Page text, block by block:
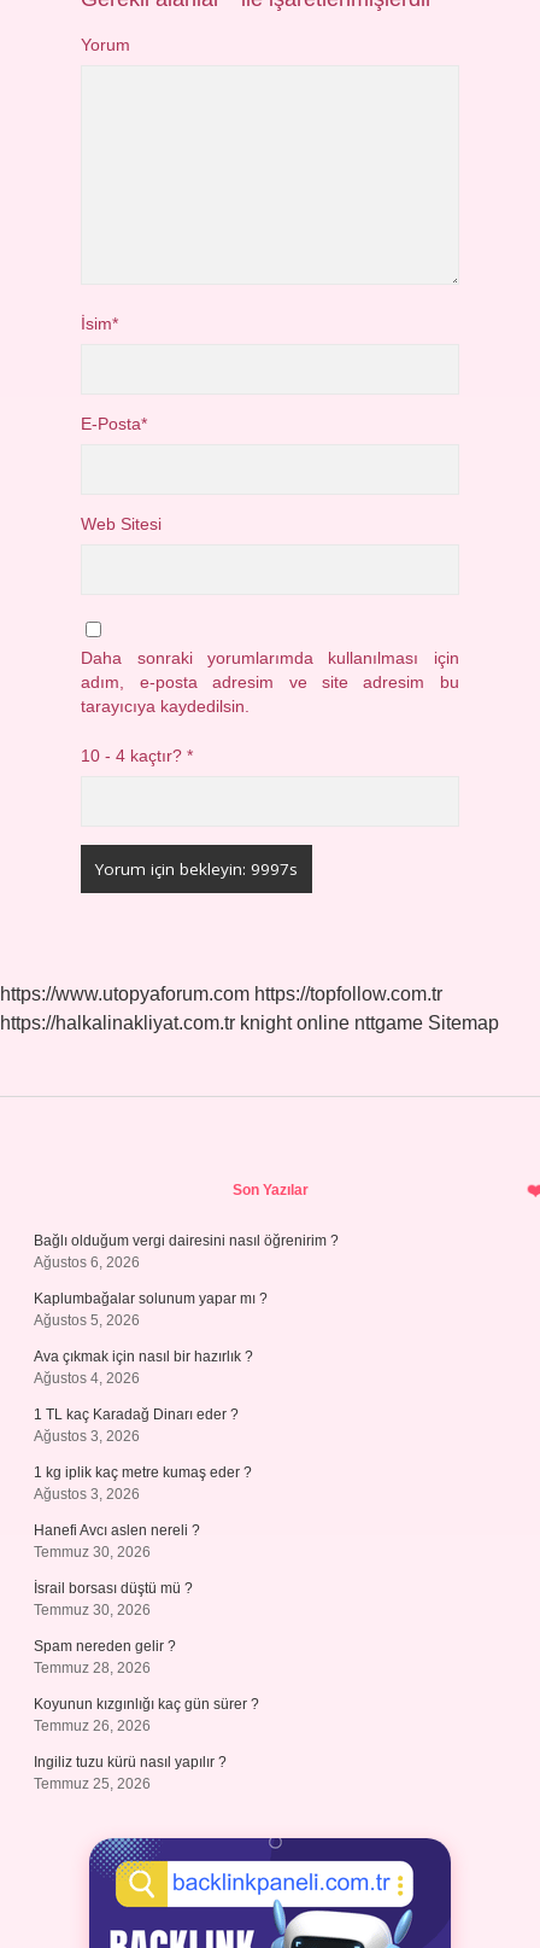
Yorum
İsim*
E-Posta*
Web Sitesi
Daha sonraki yorumlarımda kullanılması için
adım, e-posta adresim ve site adresim bu
tarayıcıya kaydedilsin.
10 - 4 kaçtır?*
https://www.utopyaforum.com https://topfollow.com.tr
https://halkalinakliyat.com.tr knight online nttgame Sitemap
Son Yazılar
Bağlı olduğum vergi dairesini nasıl öğrenirim ?
Ağustos 6, 2026
Kaplumbağalar solunum yapar mı ?
Ağustos 5, 2026
Ava çıkmak için nasıl bir hazırlık ?
Ağustos 4, 2026
1 TL kaç Karadağ Dinarı eder ?
Ağustos 3, 2026
1 kg iplik kaç metre kumaş eder ?
Ağustos 3, 2026
Hanefi Avcı aslen nereli ?
Temmuz 30, 2026
İsrail borsası düştü mü ?
Temmuz 30, 2026
Spam nereden gelir ?
Temmuz 28, 2026
Koyunun kızgınlığı kaç gün sürer ?
Temmuz 26, 2026
Ingiliz tuzu kürü nasıl yapılır ?
Temmuz 25, 2026